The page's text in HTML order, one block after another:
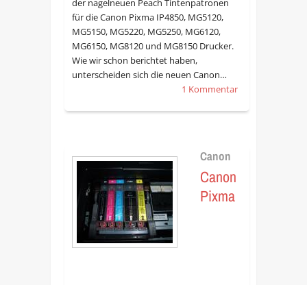
der nagelneuen Peach Tintenpatronen
für die Canon Pixma IP4850, MG5120,
MG5150, MG5220, MG5250, MG6120,
MG6150, MG8120 und MG8150 Drucker.
Wie wir schon berichtet haben,
unterscheiden sich die neuen Canon…
1 Kommentar
Canon
Canon
Pixma